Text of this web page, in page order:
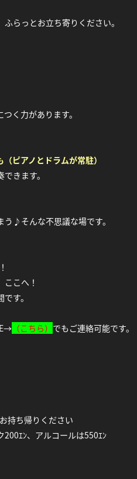
らっとお立ち寄りください。
く力があります。
ピアノとドラムが常駐）
きます。
♪そんな不思議な場です。
こへ！
す。
（こちら） でもご連絡可能です。
持ち帰りください
200ｴﾝ、アルコールは550ｴﾝ